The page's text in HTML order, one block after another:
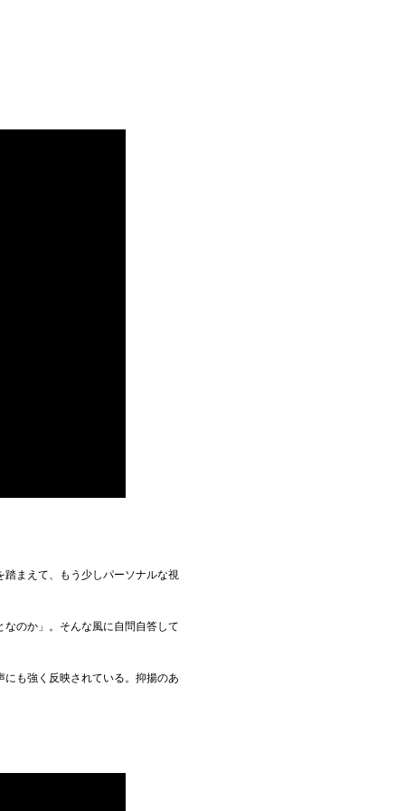
まえて、もう少しパーソナルな視
のか」。そんな風に自問自答して
も強く反映されている。抑揚のあ